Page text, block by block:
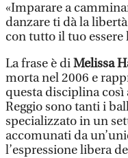
«Imparare a
danzare ti dà la
con tutto il tuo essere
La frase è diMelissa
morta nel 2006 e
questa disciplina così
Reggio sono tanti i
specializzato in un
accomunati da
l’espressione libera